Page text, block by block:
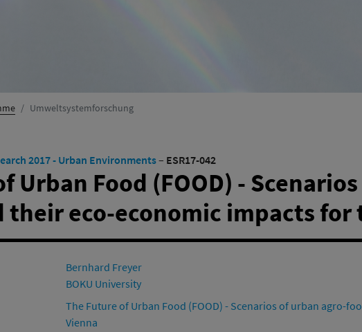
Umweltsystemforschung(Aktiv)
2017 - Urban Environments– ESR17-042
Urban Food (FOOD) -
their eco-economic impacts for
Bernhard Freyer
BOKU University
The Future of Urban Food (FOOD) - Scenarios of urban agro-
Vienna